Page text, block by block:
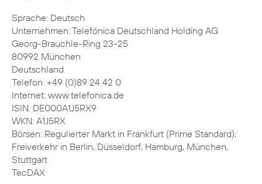
Sprache: Deutsch
Unternehmen: Telefónica Deutschland Holding AG
Georg-Brauchle-Ring 23-25
80992 München
Deutschland
Telefon: +49 (0)89 24 42 0
Internet: www.telefonica.de
ISIN: DE000A1J5RX9
WKN: A1J5RX
Börsen: Regulierter Markt in Frankfurt (Prime Standard);
Freiverkehr in Berlin, Düsseldorf, Hamburg, München,
Stuttgart
TecDAX